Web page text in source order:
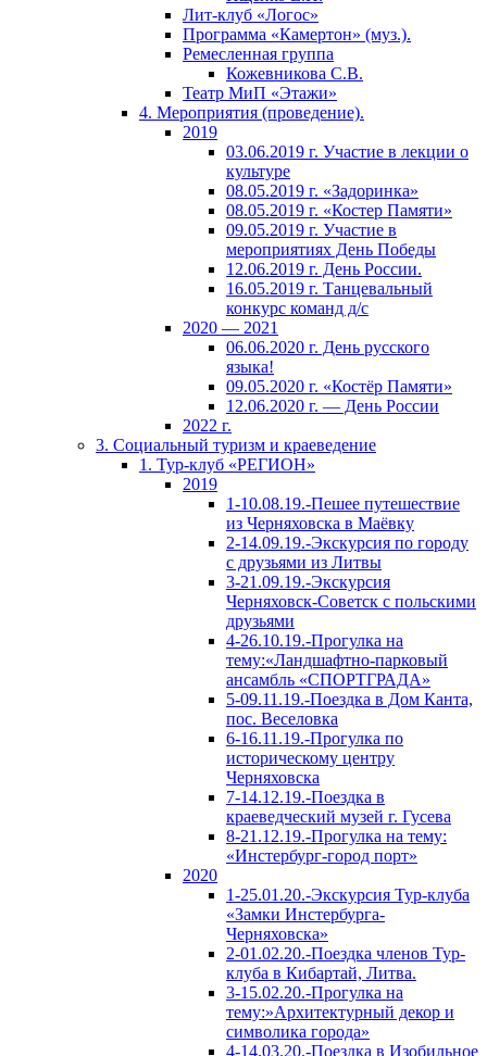
Лит-клуб «Логос»
Программа «Камертон» (муз.).
Ремесленная группа
Кожевникова С.В.
Театр МиП «Этажи»
4. Мероприятия (проведение).
2019
03.06.2019 г. Участие в лекции о
культуре
08.05.2019 г. «Задоринка»
08.05.2019 г. «Костер Памяти»
09.05.2019 г. Участие в
мероприятиях День Победы
12.06.2019 г. День России.
16.05.2019 г. Танцевальный
конкурс команд д/с
2020 — 2021
06.06.2020 г. День русского
языка!
09.05.2020 г. «Костёр Памяти»
12.06.2020 г. — День России
2022 г.
3. Социальный туризм и краеведение
1. Тур-клуб «РЕГИОН»
2019
1-10.08.19.-Пешее путешествие
из Черняховска в Маёвку
2-14.09.19.-Экскурсия по городу
с друзьями из Литвы
3-21.09.19.-Экскурсия
Черняховск-Советск с польскими
друзьями
4-26.10.19.-Прогулка на
тему:«Ландшафтно-парковый
ансамбль «СПОРТГРАДА»
5-09.11.19.-Поездка в Дом Канта,
пос. Веселовка
6-16.11.19.-Прогулка по
историческому центру
Черняховска
7-14.12.19.-Поездка в
краеведческий музей г. Гусева
8-21.12.19.-Прогулка на тему:
«Инстербург-город порт»
2020
1-25.01.20.-Экскурсия Тур-клуба
«Замки Инстербурга-
Черняховска»
2-01.02.20.-Поездка членов Тур-
клуба в Кибартай, Литва.
3-15.02.20.-Прогулка на
тему:»Архитектурный декор и
символика города»
4-14.03.20.-Поездка в Изобильное